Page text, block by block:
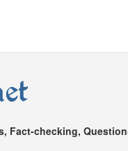
Fact-checking,